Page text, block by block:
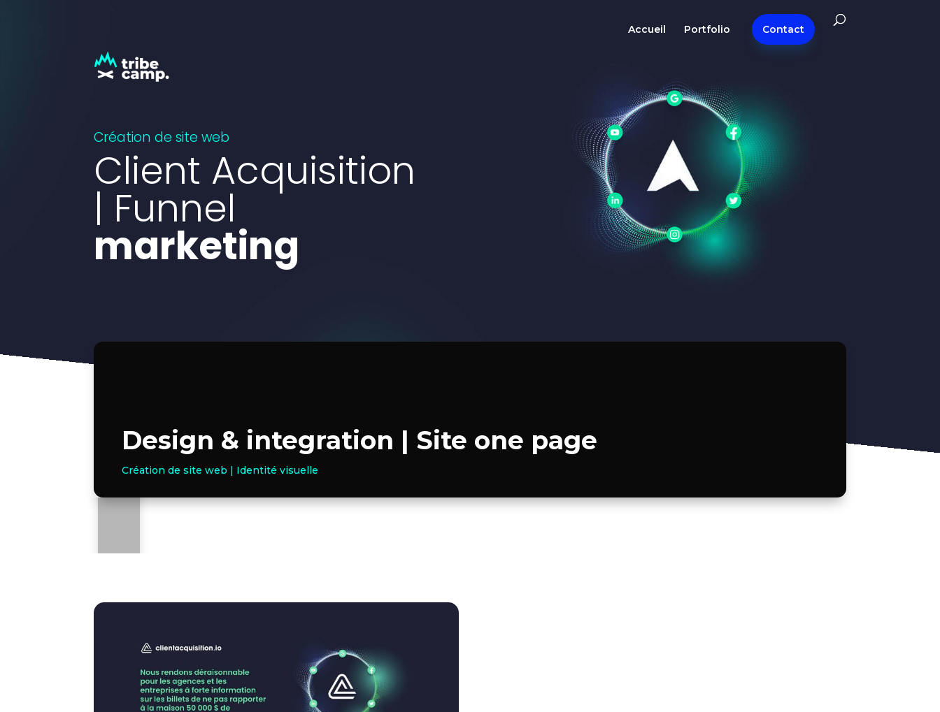
Accueil Portfolio Contact
Création de site web
Client Acquisition
| Funnel
marketing
Design & integration | Site one page
Création de site web | Identité visuelle